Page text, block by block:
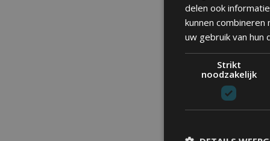
Lorem
pulvinar
Was
Lorem
pulvinar
delen ook
kunnen
uw gebruik van hun
Strikt
noodzakelijk